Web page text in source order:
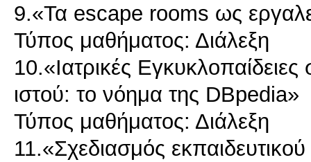
9.«Τα escape rooms ως
Τύπος μαθήματος: Διάλεξη
10.«Ιατρικές
ιστού: το νόημα της DBpedia»
Τύπος μαθήματος: Διάλεξη
11.«Σχεδιασμός